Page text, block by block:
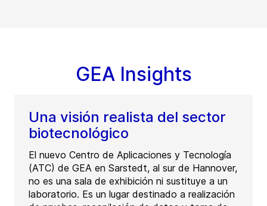
GEA Insights
Una visión realista del sector
biotecnológico
El nuevo Centro de Aplicaciones y Tecnología
(ATC) de GEA en Sarstedt, al sur de Hannover,
no es una sala de exhibición ni sustituye a un
laboratorio. Es un lugar destinado a realización